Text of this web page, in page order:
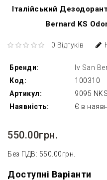
Італійський
Bernard KS
0 Відгуків
Бренди:
Iv San
Код:
100310
Артикул:
9095
Наявність:
Є в
550.00грн.
Без ПДВ: 550.00грн.
Доступні Варіанти